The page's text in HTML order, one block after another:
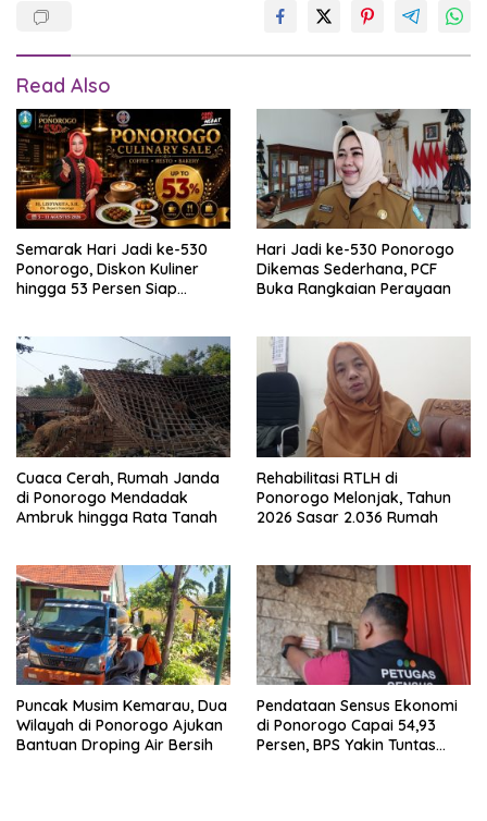
Read Also
Semarak Hari Jadi ke-530
Ponorogo, Diskon Kuliner
hingga 53 Persen Siap
Hari Jadi ke-530 Ponorogo
Dikemas Sederhana, PCF
Buka Rangkaian Perayaan
Cuaca Cerah, Rumah Janda
di Ponorogo Mendadak
Ambruk hingga Rata Tanah
Rehabilitasi RTLH di
Ponorogo Melonjak, Tahun
2026 Sasar 2.036 Rumah
Puncak Musim Kemarau, Dua
Wilayah di Ponorogo Ajukan
Bantuan Droping Air Bersih
Pendataan Sensus Ekonomi
di Ponorogo Capai 54,93
Persen, BPS Yakin Tuntas